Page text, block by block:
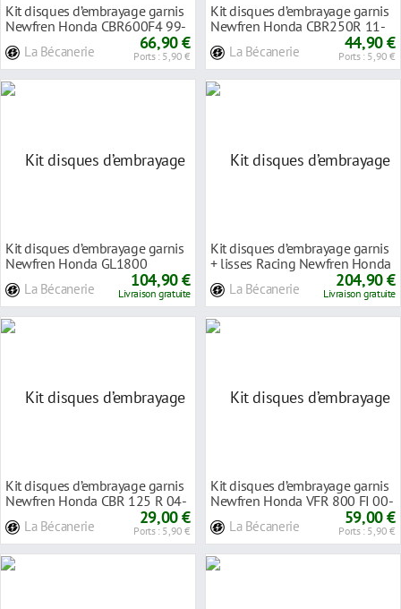
Kit disques d’embrayage garnis
Newfren Honda CBR600F4 99-
La Bécanerie 66,90 €
Ports : 5,90 €
Kit disques d’embrayage garnis
Newfren Honda CBR250R 11-
La Bécanerie 44,90 €
Ports : 5,90 €
Kit disques d’embrayage garnis
Newfren Honda GL1800
La Bécanerie 104,90 €
Livraison gratuite
Kit disques d’embrayage garnis
+ lisses Racing Newfren Honda
La Bécanerie 204,90 €
Livraison gratuite
Kit disques d’embrayage garnis
Newfren Honda CBR 125 R 04-
La Bécanerie 29,00 €
Ports : 5,90 €
Kit disques d’embrayage garnis
Newfren Honda VFR 800 FI 00-
La Bécanerie 59,00 €
Ports : 5,90 €